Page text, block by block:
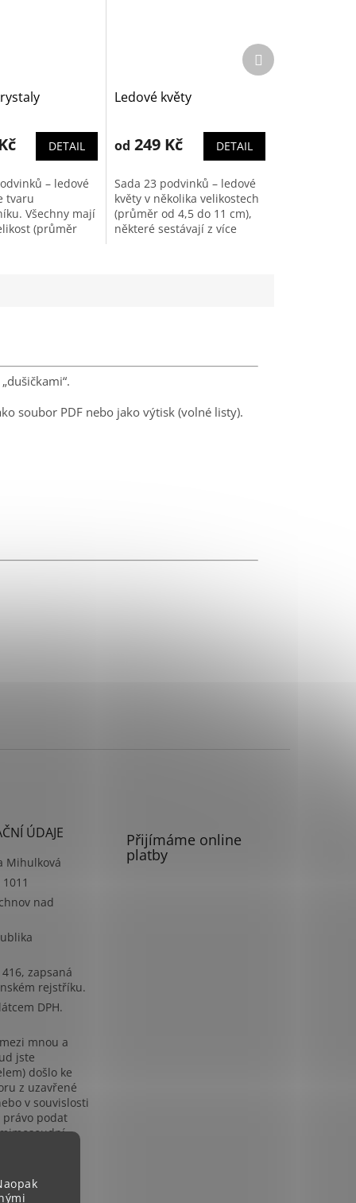
DETAIL
– ledové
tvaru
Všechny mají
(průměr
Ledové květy
od 249 Kč DETAIL
Sada 23 podvinků – ledové
květy v několika velikostech
(průměr od 4,5 do 11 cm),
některé sestávají z více
Další
produkt
soubor PDF nebo jako výtisk (volné listy).
ÚDAJE
Mihulková
nad
zapsaná
rejstříku.
DPH.
mnou a
jste
došlo ke
z uzavřené
v souvislosti
podat
je Česká
Přijímáme online
platby